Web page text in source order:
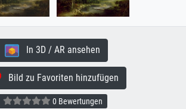
In 3D / AR ansehen
Bild zu Favoriten hinzufügen
0 Bewertungen